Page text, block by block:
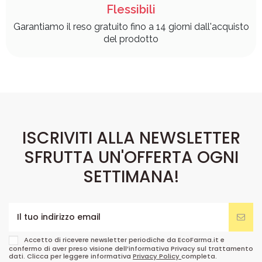
Flessibili
Garantiamo il reso gratuito fino a 14 giorni dall'acquisto
del prodotto
ISCRIVITI ALLA NEWSLETTER
SFRUTTA UN'OFFERTA OGNI
SETTIMANA!
Accetto di ricevere newsletter periodiche da EcoFarma.it e
confermo di aver preso visione dell’informativa Privacy sul trattamento
dati. Clicca per leggere informativa Privacy Policycompleta.